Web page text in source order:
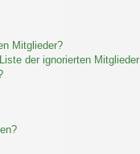
Mitglieder?
der ignorierten Mitglieder